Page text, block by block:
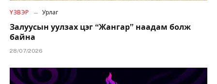
ҮЗВЭР Урлаг
Залуусын уулзах цэг “Жангар” наадам болж
байна
28/07/2026